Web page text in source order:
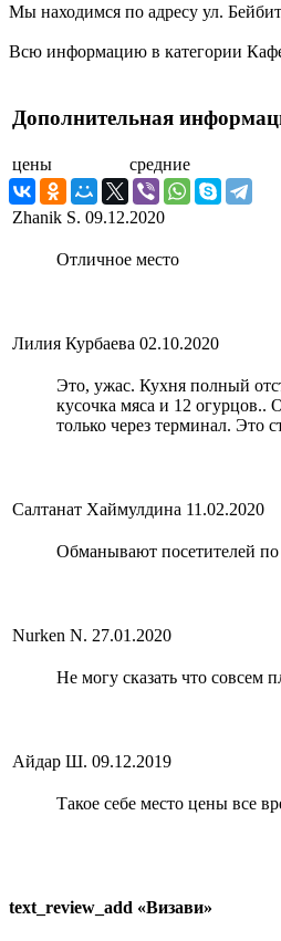
Мы находимся по адресу ул.
Всю информацию в категории
Дополнительная
цены средние
Zhanik S. 09.12.2020
Отличное место
Лилия Курбаева 02.10.2020
Это, ужас. Кухня полный
кусочка мяса и 12 огурцов..
только через терминал. Это
Салтанат Хаймулдина 11.02.2020
Обманывают посетителей по
Nurken N. 27.01.2020
Не могу сказать что совсем
Айдар Ш. 09.12.2019
Такое себе место цены все
text_review_add «Визави»